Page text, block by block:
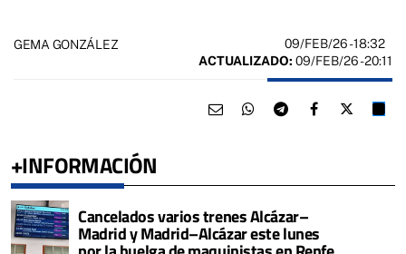
GEMA GONZÁLEZ 09/FEB/26- 18:32
ACTUALIZADO: 09/FEB/26 - 20:11
+INFORMACIÓN
Cancelados varios trenes Alcázar–
Madrid y Madrid–Alcázar este lunes